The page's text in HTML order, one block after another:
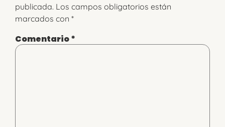
publicada. Los campos obligatorios están
marcados con *
Comentario*